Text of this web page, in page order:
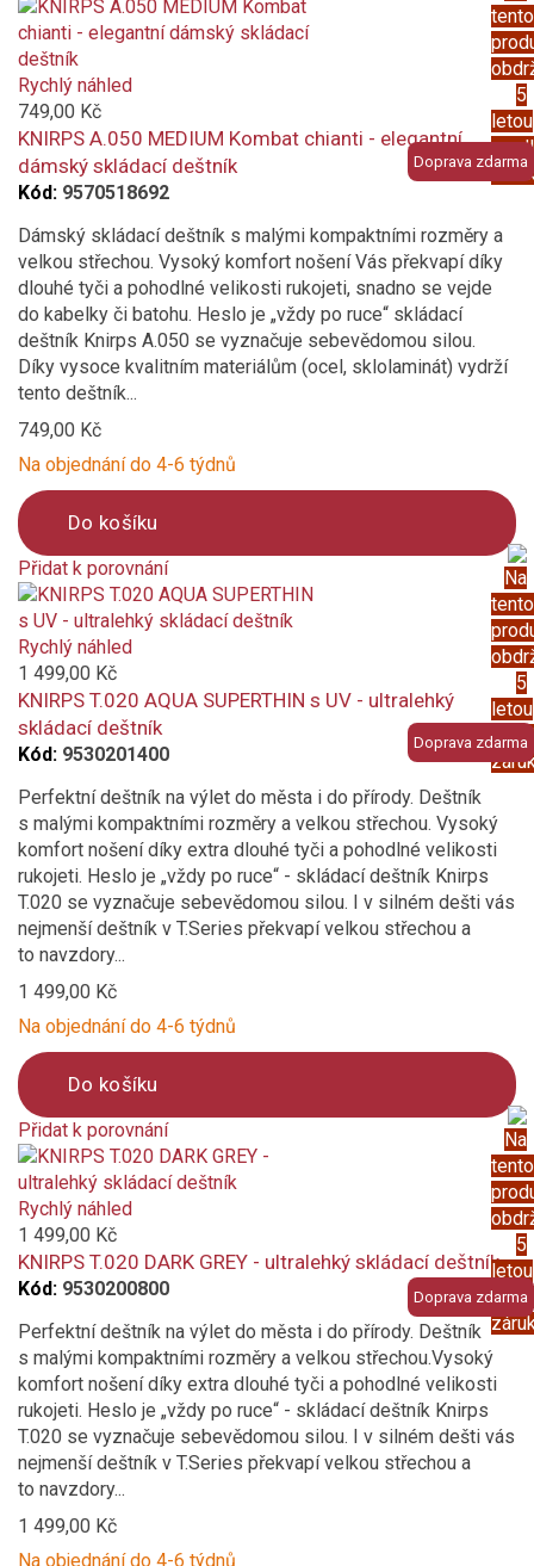
tento
5
letou
Product
is
added
to
compare
Doprava zdarma
Na
tento
5
letou
Rychlý náhled
749,00 Kč
KNIRPS A.050 MEDIUM Kombat chianti - elegantní
dámský skládací deštník
Kód: 9570518692
Dámský skládací deštník s malými kompaktními rozměry a
velkou střechou. Vysoký komfort nošení Vás překvapí díky
dlouhé tyči a pohodlné velikosti rukojeti, snadno se vejde
do kabelky či batohu. Heslo je „vždy po ruce“ skládací
deštník Knirps A.050 se vyznačuje sebevědomou silou.
Díky vysoce kvalitním materiálům (ocel, sklolaminát) vydrží
tento deštník...
749,00 Kč
Na objednání do 4-6 týdnů
Do košíku
Přidat k porovnání
Product
is
added
to
compare
Doprava zdarma
Na
tento
5
letou
Rychlý náhled
1 499,00 Kč
KNIRPS T.020 AQUA SUPERTHIN s UV - ultralehký
skládací deštník
Kód: 9530201400
Perfektní deštník na výlet do města i do přírody. Deštník
s malými kompaktními rozměry a velkou střechou. Vysoký
komfort nošení díky extra dlouhé tyči a pohodlné velikosti
rukojeti. Heslo je „vždy po ruce“ - skládací deštník Knirps
T.020 se vyznačuje sebevědomou silou. I v silném dešti vás
nejmenší deštník v T.Series překvapí velkou střechou a
to navzdory...
1 499,00 Kč
Na objednání do 4-6 týdnů
Do košíku
Přidat k porovnání
Product
is
added
to
compare
Doprava zdarma
Rychlý náhled
1 499,00 Kč
KNIRPS T.020 DARK GREY - ultralehký skládací deštník
Kód: 9530200800
Perfektní deštník na výlet do města i do přírody. Deštník
s malými kompaktními rozměry a velkou střechou.Vysoký
komfort nošení díky extra dlouhé tyči a pohodlné velikosti
rukojeti. Heslo je „vždy po ruce“ - skládací deštník Knirps
T.020 se vyznačuje sebevědomou silou. I v silném dešti vás
nejmenší deštník v T.Series překvapí velkou střechou a
to navzdory...
1 499,00 Kč
Na objednání do 4-6 týdnů